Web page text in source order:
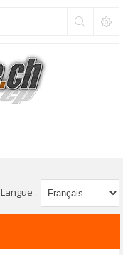
Langue :